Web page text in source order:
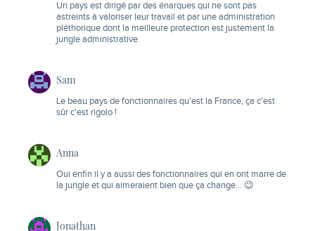
Un pays est dirigé par des énarques qui ne sont pas
astreints à valoriser leur travail et par une administration
pléthorique dont la meilleure protection est justement la
jungle administrative
Sam
Le beau pays de fonctionnaires qu'est la France, ça c'est
sûr c'est rigolo !
Anna
Oui enfin il y a aussi des fonctionnaires qui en ont marre de
la jungle et qui aimeraient bien que ça change… 😉
Jonathan